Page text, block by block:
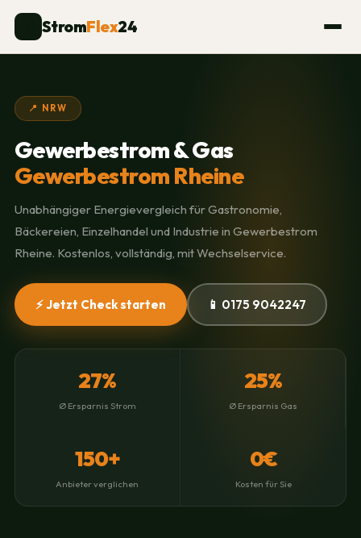
StromFlex24
📍 NRW
Gewerbestrom & Gas
Gewerbestrom Rheine
Unabhängiger Energievergleich für Gastronomie,
Bäckereien, Einzelhandel und Industrie in Gewerbestrom
Rheine. Kostenlos, vollständig, mit Wechselservice.
⚡ Jetzt Check starten 📱 0175 9042247
27%
Ø Ersparnis Strom
25%
Ø Ersparnis Gas
150+
Anbieter verglichen
0€
Kosten für Sie